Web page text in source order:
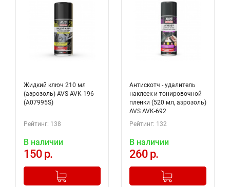
Жидкий ключ 210 мл
(аэрозоль) AVS AVK-196
(A07995S)
Рейтинг: 138
В наличии
150 р.
+
Добавлено в корзину
Антискотч - удалитель
наклеек и тонировочной
пленки (520 мл, аэрозоль)
AVS AVK-692
Рейтинг: 132
В наличии
260 р.
+
Добавлено в корзину